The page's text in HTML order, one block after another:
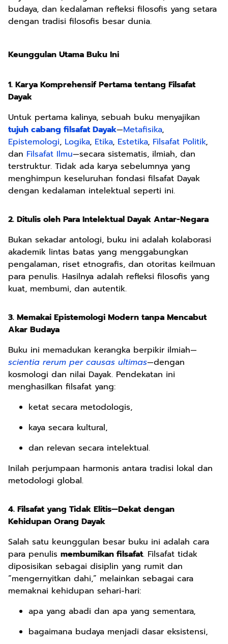
budaya, dan kedalaman refleksi filosofis yang setara
dengan tradisi filosofis besar dunia.
Keunggulan Utama Buku Ini
1. Karya Komprehensif Pertama tentang Filsafat
Dayak
Untuk pertama kalinya, sebuah buku menyajikan
tujuh cabang filsafat Dayak—Metafisika,
Epistemologi, Logika, Etika, Estetika, Filsafat Politik,
dan Filsafat Ilmu—secara sistematis, ilmiah, dan
terstruktur. Tidak ada karya sebelumnya yang
menghimpun keseluruhan fondasi filsafat Dayak
dengan kedalaman intelektual seperti ini.
2. Ditulis oleh Para Intelektual Dayak Antar-Negara
Bukan sekadar antologi, buku ini adalah kolaborasi
akademik lintas batas yang menggabungkan
pengalaman, riset etnografis, dan otoritas keilmuan
para penulis. Hasilnya adalah refleksi filosofis yang
kuat, membumi, dan autentik.
3. Memakai Epistemologi Modern tanpa Mencabut
Akar Budaya
Buku ini memadukan kerangka berpikir ilmiah—
scientia rerum per causas ultimas—dengan
kosmologi dan nilai Dayak. Pendekatan ini
menghasilkan filsafat yang:
ketat secara metodologis,
kaya secara kultural,
dan relevan secara intelektual.
Inilah perjumpaan harmonis antara tradisi lokal dan
metodologi global.
4. Filsafat yang Tidak Elitis—Dekat dengan
Kehidupan Orang Dayak
Salah satu keunggulan besar buku ini adalah cara
para penulis membumikan filsafat. Filsafat tidak
diposisikan sebagai disiplin yang rumit dan
“mengernyitkan dahi,” melainkan sebagai cara
memaknai kehidupan sehari-hari:
apa yang abadi dan apa yang sementara,
bagaimana budaya menjadi dasar eksistensi,